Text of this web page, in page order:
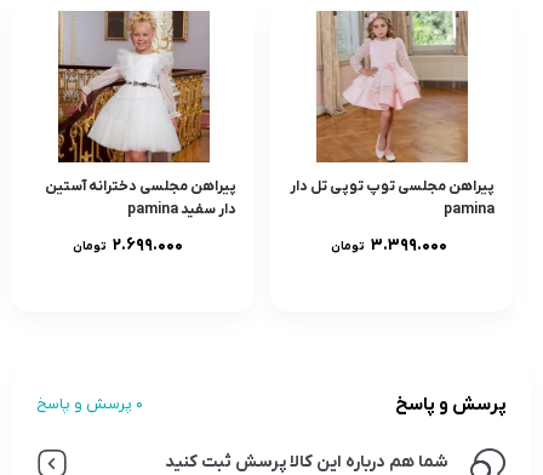
پیراهن مجلسی توپ توپی تل دار
pamina
۳.۳۹۹.۰۰۰ تومان
پیراهن مجلسی دخترانه آستین
دار سفید pamina
۲.۶۹۹.۰۰۰ تومان
پرسش و پاسخ 0 پرسش و پاسخ
شما هم درباره این کالا پرسش ثبت کنید